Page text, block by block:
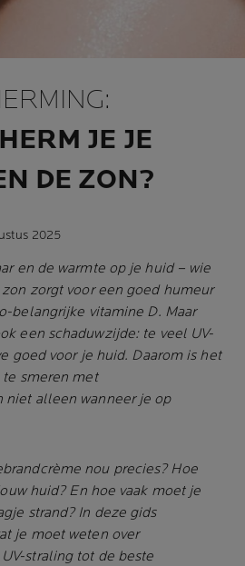
JE JE
DE ZON?
2025
en de warmte op je huid – wie
zorgt voor een goed humeur
belangrijke vitamine D. Maar
een schaduwzijde: te veel UV-
goed voor je huid. Daarom is het
smeren met
niet alleen wanneer je op
nou precies? Hoe
huid? En hoe vaak moet je
strand? In deze gids
je moet weten over
straling tot de beste